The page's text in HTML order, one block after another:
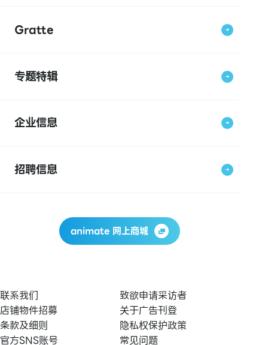
Gratte
专题特辑
企业信息
招聘信息
animate 网上商城
联系我们
致欲申请采访者
店铺物件招募
关于广告刊登
条款及细则
隐私权保护政策
官方SNS账号
常见问题